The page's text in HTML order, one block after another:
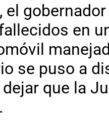
el
en
se puso a
que la